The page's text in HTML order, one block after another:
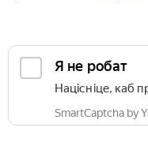
Я не робат
Націсніце, каб
SmartCaptcha by